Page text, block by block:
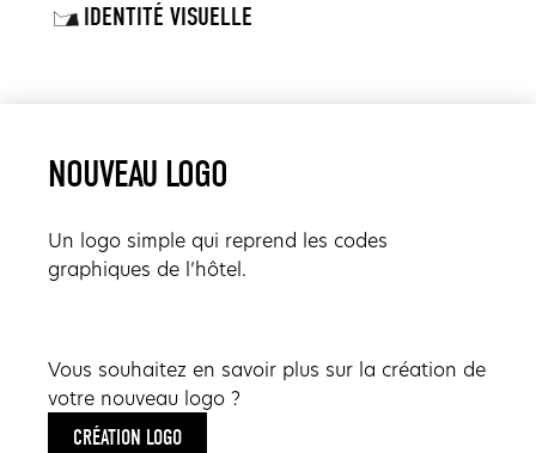
IDENTITÉ VISUELLE
NOUVEAU LOGO
Un logo simple qui reprend les codes
graphiques de l’hôtel.
Vous souhaitez en savoir plus sur la création de
votre nouveau logo ?
CRÉATION LOGO